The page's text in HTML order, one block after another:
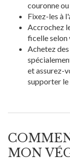
couronne
Fixez-les à
Accrochez
ficelle selon
Achetez
et assurez-
supporter
MON